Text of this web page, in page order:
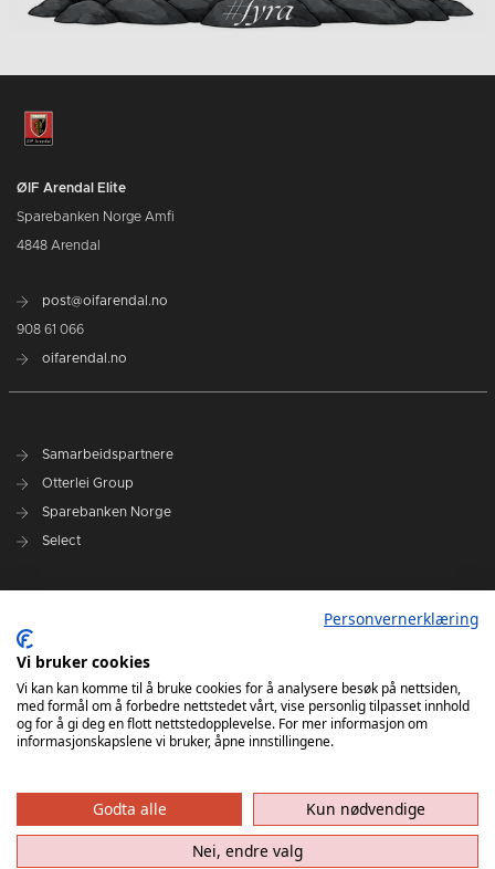
ØIF Arendal Elite
Sparebanken Norge Amfi
4848 Arendal
post@oifarendal.no
908 61 066
oifarendal.no
Samarbeidspartnere
Otterlei Group
Sparebanken Norge
Select
Spillerstall
Administrasjon
Styret
Personvernerklæring
Vi bruker cookies
Vi kan kan komme til å bruke cookies for å analysere besøk på nettsiden,
med formål om å forbedre nettstedet vårt, vise personlig tilpasset innhold
og for å gi deg en flott nettstedopplevelse. For mer informasjon om
informasjonskapslene vi bruker, åpne innstillingene.
Godta alle
Kun nødvendige
Nei, endre valg